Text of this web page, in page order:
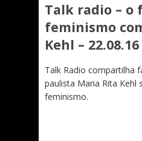
Talk radio – o
feminismo
Kehl – 22.08.16
Talk Radio compartilha
paulista Maria Rita Kehl
feminismo.